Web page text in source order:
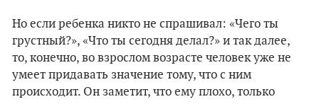
Но если ребенка никто не спрашивал: «Чего ты
грустный?», «Что ты сегодня делал?» и так далее,
то, конечно, во взрослом возрасте человек уже не
умеет придавать значение тому, что с ним
происходит. Он заметит, что ему плохо, только